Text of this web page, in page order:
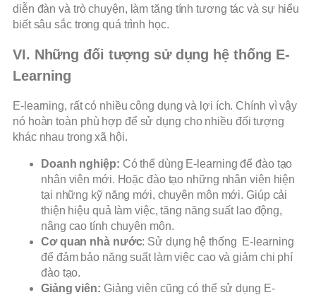
diễn đàn và trò chuyện, làm tăng tính tương tác và sự hiểu
biết sâu sắc trong quá trình học.
VI. Những đối tượng sử dụng hệ thống E-
Learning
E-learning, rất có nhiều công dụng và lợi ích. Chính vì vậy
nó hoàn toàn phù hợp để sử dụng cho nhiều đối tượng
khác nhau trong xã hội.
Doanh nghiệp: Có thể dùng E-learning để đào tạo
nhân viên mới. Hoặc đào tạo những nhân viên hiện
tại những kỹ năng mới, chuyên môn mới. Giúp cải
thiện hiệu quả làm việc, tăng năng suất lao động,
nâng cao tính chuyên môn.
Cơ quan nhà nước: Sử dụng hệ thống E-learning
để đảm bảo năng suất làm việc cao và giảm chi phí
đào tạo.
Giảng viên: Giảng viên cũng có thể sử dụng E-